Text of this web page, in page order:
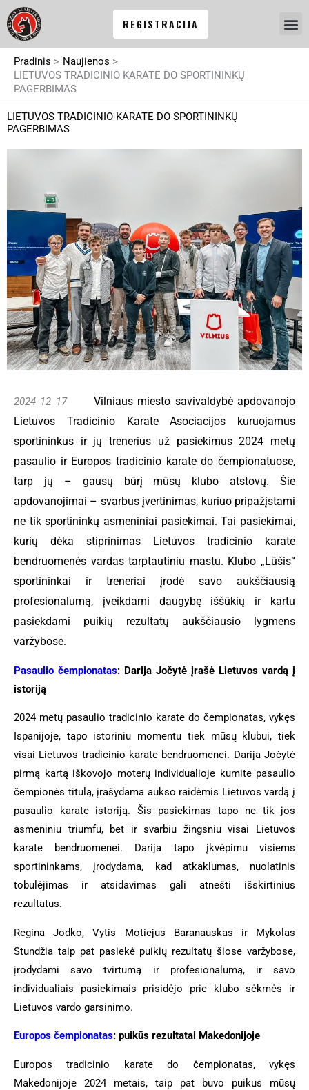
Pereiti
prie
turinio
REGISTRACIJA
Pradinis
Naujienos
LIETUVOS TRADICINIO KARATE DO SPORTININKŲ
PAGERBIMAS
LIETUVOS TRADICINIO KARATE DO SPORTININKŲ
PAGERBIMAS
2024 12 17
Vilniaus miesto savivaldybė apdovanojo
Lietuvos Tradicinio Karate Asociacijos kuruojamus
sportininkus ir jųtrenerius už pasiekimus 2024 metų
pasaulio ir Europos tradicinio karate do čempionatuose,
tarp jų – gausų būrį mūsų klubo atstovų. Šie
apdovanojimai – svarbus įvertinimas, kuriuo pripažįstami
ne tik sportininkų asmeniniai pasiekimai.Tai pasiekimai,
kurių dėka stiprinimas Lietuvos tradicinio karate
bendruomenės vardastarptautiniu mastu. Klubo „Lūšis“
sportininkai ir treneriai įrodė savo aukščiausią
profesionalumą, įveikdami daugybę iššūkių ir kartu
pasiekdami puikių rezultatų aukščiausio lygmens
varžybose.
Pasaulio čempionatas: Darija Jočytė įrašė Lietuvos vardą į
istoriją
2024 metų pasaulio tradicinio karate do čempionatas, vykęs
Ispanijoje, tapo istoriniu momentu tiekmūsų klubui, tiek
visai Lietuvos tradicinio karate bendruomenei. Darija Jočytė
pirmą kartą iškovojo moterų individualioje kumite pasaulio
čempionės titulą, įrašydama aukso raidėmis Lietuvos vardą į
pasaulio karate istoriją. Šis pasiekimas tapo ne tik jos
asmeniniu triumfu, bet ir svarbiu žingsniu visai Lietuvos
karate bendruomenei. Darija tapo įkvėpimu visiems
sportininkams, įrodydama, kad atkaklumas, nuolatinis
tobulėjimas ir atsidavimas gali atnešti išskirtinius
rezultatus.
Regina Jodko, Vytis Motiejus Baranauskas ir Mykolas
Stundžia taip pat pasiekė puikių rezultatų šiose varžybose,
įrodydami savo tvirtumą ir profesionalumą, ir savo
individualiais pasiekimais prisidėjo prie klubo sėkmės ir
Lietuvos vardo garsinimo.
Europos čempionatas: puikūs rezultatai Makedonijoje
Europos tradicinio karate do čempionatas, vykęs
Makedonijoje 2024 metais, taip pat buvo puikus mūsų